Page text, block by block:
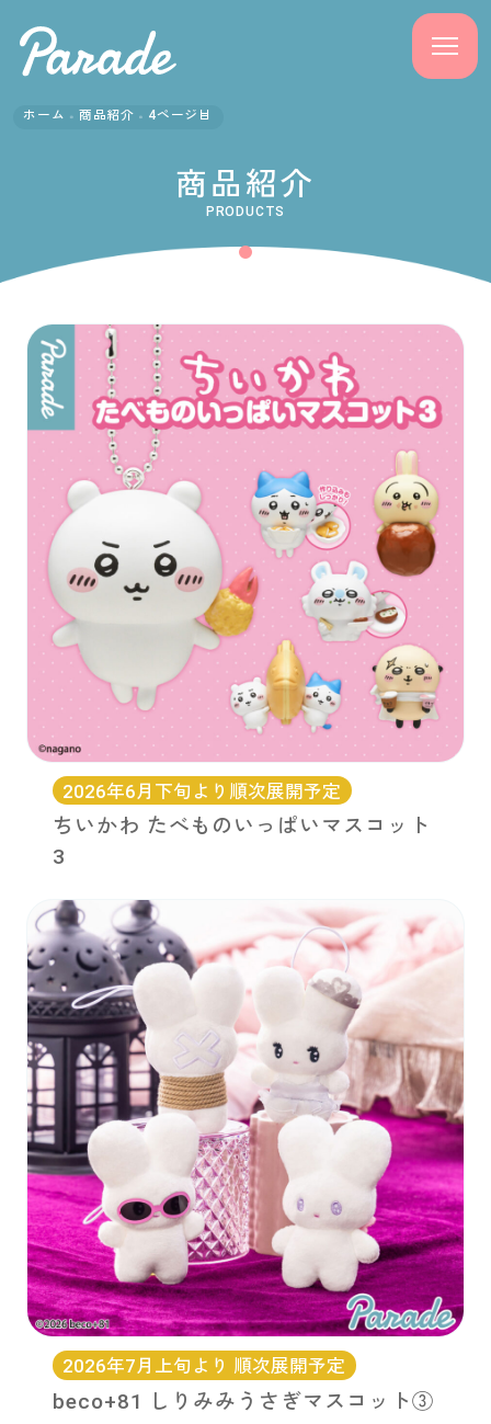
よくある質問
会社概要
採用情報
サポート
お問い合わせ
PRIZE 公式 X
PRIZE 公式 Instagram
CAPSULE TOY 公式 X
CAPSULE TOY 公式 Instagram
ホーム 商品紹介 4ページ目
商品紹介
PRODUCTS
2026年6月下旬より順次展開予定
ちいかわ たべものいっぱいマスコット
3
2026年7月上旬より 順次展開予定
beco+81 しりみみうさぎマスコット③